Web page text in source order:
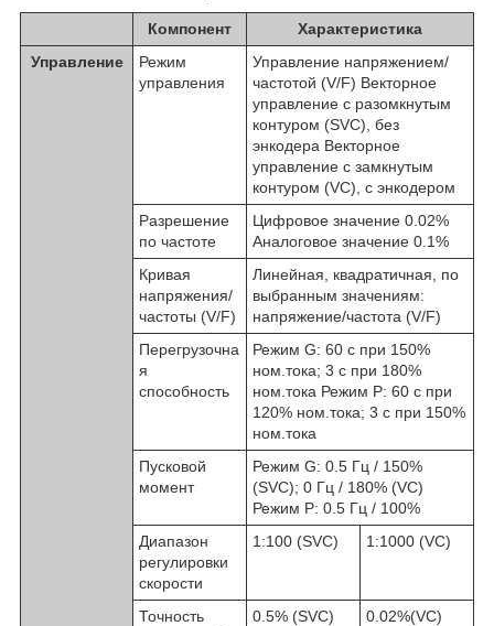
Компонент
Характеристика
Управление
Режим
управления
Управление напряжением/
частотой (V/F) Векторное
управление с разомкнутым
контуром (SVC), без
энкодера Векторное
управление с замкнутым
контуром (VC), с энкодером
Разрешение
по частоте
Цифровое значение 0.02%
Аналоговое значение 0.1%
Кривая
напряжения/
частоты (V/F)
Линейная, квадратичная, по
выбранным значениям:
напряжение/частота (V/F)
Перегрузочна
я
способность
Режим G: 60 с при 150%
ном.тока; 3 с при 180%
ном.тока Режим P: 60 с при
120% ном.тока; 3 с при 150%
ном.тока
Пусковой
момент
Режим G: 0.5 Гц / 150%
(SVC); 0 Гц / 180% (VC)
Режим P: 0.5 Гц / 100%
Диапазон
регулировки
скорости
1:100 (SVC) 1:1000 (VC)
Точность
0.5% (SVC) 0.02%(VC)